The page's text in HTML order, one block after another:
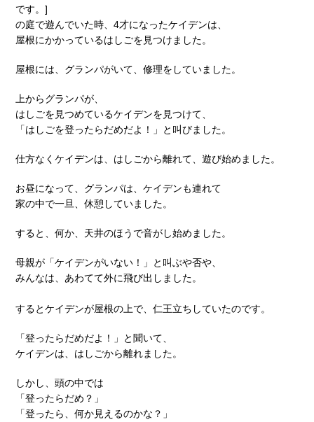
です。]
の庭で遊んでいた時、4才になったケイデンは、
屋根にかかっているはしごを見つけました。
屋根には、グランパがいて、修理をしていました。
上からグランパが、
はしごを見つめているケイデンを見つけて、
「はしごを登ったらだめだよ！」と叫びました。
仕方なくケイデンは、はしごから離れて、遊び始めました。
お昼になって、グランパは、ケイデンも連れて
家の中で一旦、休憩していました。
すると、何か、天井のほうで音がし始めました。
母親が「ケイデンがいない！」と叫ぶや否や、
みんなは、あわてて外に飛び出しました。
するとケイデンが屋根の上で、仁王立ちしていたのです。
「登ったらだめだよ！」と聞いて、
ケイデンは、はしごから離れました。
しかし、頭の中では
「登ったらだめ？」
「登ったら、何か見えるのかな？」